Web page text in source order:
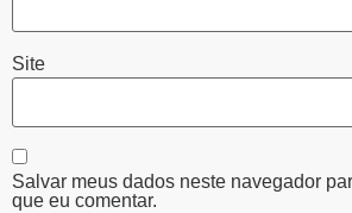
Site
Salvar meus dados neste navegador
que eu comentar.